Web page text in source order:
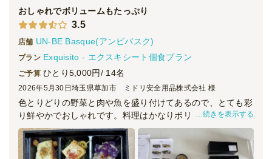
※定休日を除く営業日換算
定休日 日・土・祝
最低ご注文金額 32,000円
おしゃれでボリュームもたっぷり
3.5
店舗 UN-BE Basque(アンビバスク)
プラン Exquisito - エクスキシート個食プラン
ご予算 ひとり5,000円/ 14名
2026年5月30日埼玉県草加市 ミドリ安全用品株式会社 様
色とりどりの野菜と肉や魚を盛り付けてあるので、とても彩
り鮮やかでおしゃれです。料理はかなりボリュームがあり、
ランチでは食べきれず半分ほど持ち帰りました。肉類の味は
少し若者向けかもしれません。画像入りのメニュー表示も添
付されていて良かったです。
続きを表示する